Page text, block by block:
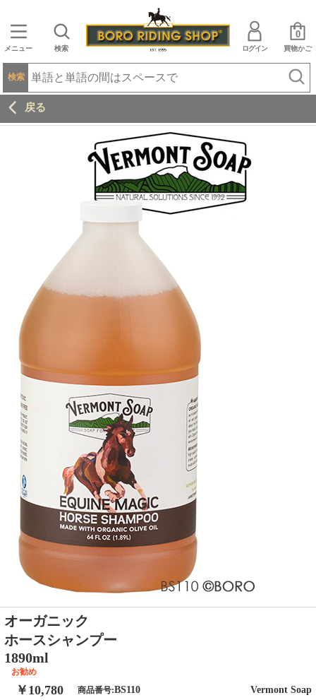
メニュー 検索 ログイン 買物かご
0
検索
戻る
オーガニック
ホースシャンプー
1890ml
お勧め
￥10,780 商品番号:BS110 Vermont Soap